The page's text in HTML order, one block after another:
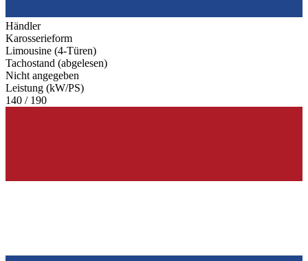
Händler
Karosserieform
Limousine (4-Türen)
Tachostand (abgelesen)
Nicht angegeben
Leistung (kW/PS)
140 / 190